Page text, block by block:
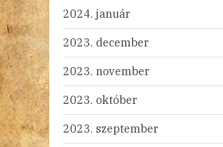
2024. január
2023. december
2023. november
2023. október
2023. szeptember